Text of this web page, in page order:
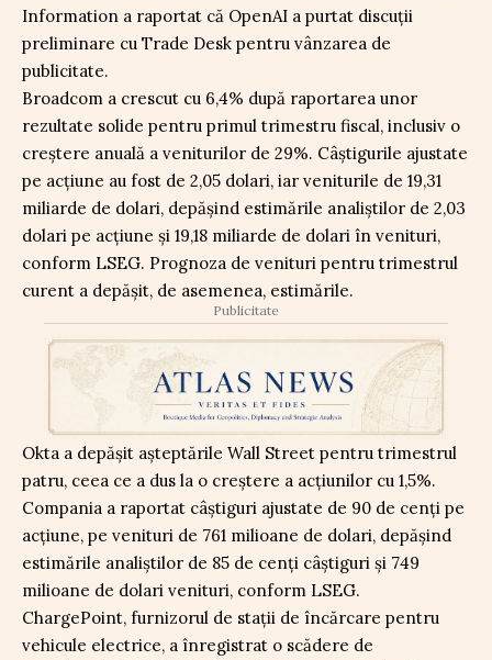
Information a raportat că OpenAI a purtat discuții
preliminare cu Trade Desk pentru vânzarea de
publicitate.
Broadcom a crescut cu 6,4% după raportarea unor
rezultate solide pentru primul trimestru fiscal, inclusiv o
creștere anuală a veniturilor de 29%. Câștigurile ajustate
pe acțiune au fost de 2,05 dolari, iar veniturile de 19,31
miliarde de dolari, depășind estimările analiștilor de 2,03
dolari pe acțiune și 19,18 miliarde de dolari în venituri,
conform LSEG. Prognoza de venituri pentru trimestrul
curent a depășit, de asemenea, estimările.
Publicitate
Okta a depășit așteptările Wall Street pentru trimestrul
patru, ceea ce a dus la o creștere a acțiunilor cu 1,5%.
Compania a raportat câștiguri ajustate de 90 de cenți pe
acțiune, pe venituri de 761 milioane de dolari, depășind
estimările analiștilor de 85 de cenți câștiguri și 749
milioane de dolari venituri, conform LSEG.
ChargePoint, furnizorul de stații de încărcare pentru
vehicule electrice, a înregistrat o scădere de